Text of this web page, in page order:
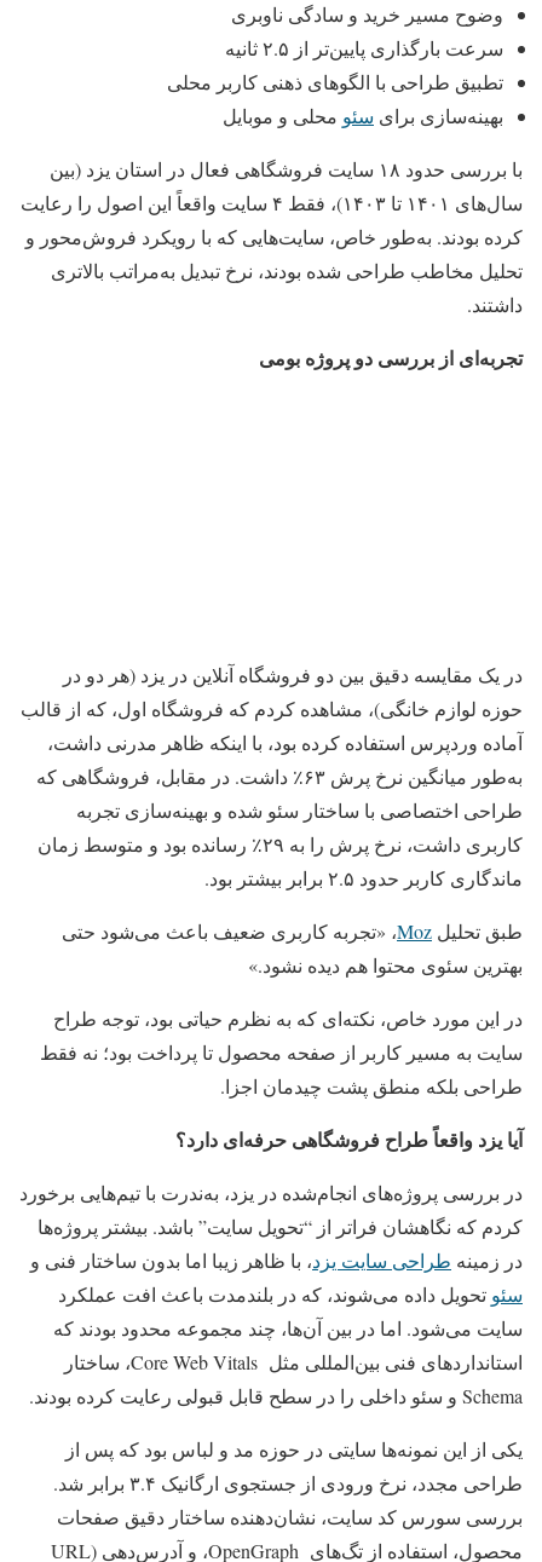
وضوح مسیر خرید و سادگی ناوبری
سرعت بارگذاری پایین‌تر از ۲.۵ ثانیه
تطبیق طراحی با الگوهای ذهنی کاربر محلی
بهینه‌سازی برای سئو محلی و موبایل
با بررسی حدود ۱۸ سایت فروشگاهی فعال در استان یزد (بین
سال‌های ۱۴۰۱ تا ۱۴۰۳)، فقط ۴ سایت واقعاً این اصول را رعایت
کرده بودند. به‌طور خاص، سایت‌هایی که با رویکرد فروش‌محور و
تحلیل مخاطب طراحی شده بودند، نرخ تبدیل به‌مراتب بالاتری
داشتند.
تجربه‌ای از بررسی دو پروژه بومی
در یک مقایسه دقیق بین دو فروشگاه آنلاین در یزد (هر دو در
حوزه لوازم خانگی)، مشاهده کردم که فروشگاه اول، که از قالب
آماده وردپرس استفاده کرده بود، با اینکه ظاهر مدرنی داشت،
به‌طور میانگین نرخ پرش ۶۳٪ داشت. در مقابل، فروشگاهی که
طراحی اختصاصی با ساختار سئو شده و بهینه‌سازی تجربه
کاربری داشت، نرخ پرش را به ۲۹٪ رسانده بود و متوسط زمان
ماندگاری کاربر حدود ۲.۵ برابر بیشتر بود.
طبق تحلیل Moz، «تجربه کاربری ضعیف باعث می‌شود حتی
بهترین سئوی محتوا هم دیده نشود.»
در این مورد خاص، نکته‌ای که به نظرم حیاتی بود، توجه طراح
سایت به مسیر کاربر از صفحه محصول تا پرداخت بود؛ نه فقط
طراحی بلکه منطق پشت چیدمان اجزا.
آیا یزد واقعاً طراح فروشگاهی حرفه‌ای دارد؟
در بررسی پروژه‌های انجام‌شده در یزد، به‌ندرت با تیم‌هایی برخورد
کردم که نگاهشان فراتر از “تحویل سایت” باشد. بیشتر پروژه‌ها
در زمینه طراحی سایت یزد، با ظاهر زیبا اما بدون ساختار فنی و
سئو تحویل داده می‌شوند، که در بلندمدت باعث افت عملکرد
سایت می‌شود. اما در بین آن‌ها، چند مجموعه محدود بودند که
استانداردهای فنی بین‌المللی مثل Core Web Vitals، ساختار
Schema و سئو داخلی را در سطح قابل قبولی رعایت کرده بودند.
یکی از این نمونه‌ها سایتی در حوزه مد و لباس بود که پس از
طراحی مجدد، نرخ ورودی از جستجوی ارگانیک ۳.۴ برابر شد.
بررسی سورس کد سایت، نشان‌دهنده ساختار دقیق صفحات
محصول، استفاده از تگ‌های OpenGraph، و آدرس‌دهی (URL